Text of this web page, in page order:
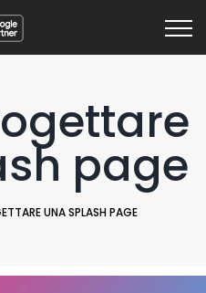
page
UNA SPLASH PAGE